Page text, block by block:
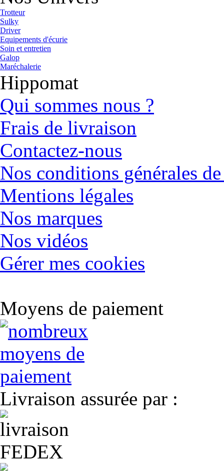
Trotteur
Sulky
Driver
Equipements d'écurie
Soin et entretien
Galop
Maréchalerie
Hippomat
Qui sommes nous ?
Frais de livraison
Contactez-nous
Nos conditions générales
Mentions légales
Nos marques
Nos vidéos
Gérer mes cookies
Moyens de paiement
Livraison assurée par :